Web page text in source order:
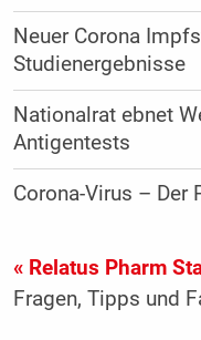
Neuer Corona
Studienergebnisse
Nationalrat ebnet
Antigentests
Corona-Virus – Der
« Relatus Pharm
Fragen, Tipps und